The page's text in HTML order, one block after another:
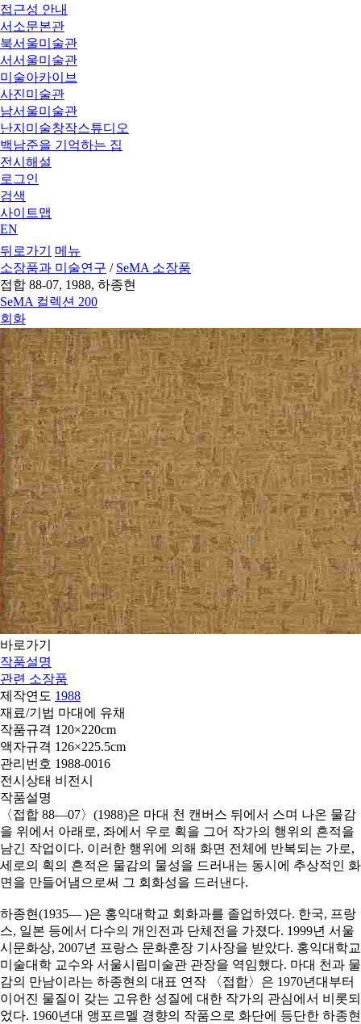
접근성 안내
서소문본관
북서울미술관
서서울미술관
미술아카이브
사진미술관
남서울미술관
난지미술창작스튜디오
백남준을 기억하는 집
전시해설
로그인
검색
사이트맵
EN
뒤로가기
메뉴
소장품과 미술연구 / SeMA 소장품
접합 88-07, 1988, 하종현
SeMA 컬렉션 200
회화
바로가기
작품설명
관련 소장품
제작연도 1988
재료/기법 마대에 유채
작품규격 120×220cm
액자규격 126×225.5cm
관리번호 1988-0016
전시상태 비전시
작품설명
〈접합 88―07〉(1988)은 마대 천 캔버스 뒤에서 스며 나온 물감
을 위에서 아래로, 좌에서 우로 획을 그어 작가의 행위의 흔적을
남긴 작업이다. 이러한 행위에 의해 화면 전체에 반복되는 가로,
세로의 획의 흔적은 물감의 물성을 드러내는 동시에 추상적인 화
면을 만들어냄으로써 그 회화성을 드러낸다.
하종현(1935― )은 홍익대학교 회화과를 졸업하였다. 한국, 프랑
스, 일본 등에서 다수의 개인전과 단체전을 가졌다. 1999년 서울
시문화상, 2007년 프랑스 문화훈장 기사장을 받았다. 홍익대학교
미술대학 교수와 서울시립미술관 관장을 역임했다. 마대 천과 물
감의 만남이라는 하종현의 대표 연작 〈접합〉은 1970년대부터
이어진 물질이 갖는 고유한 성질에 대한 작가의 관심에서 비롯되
었다. 1960년대 앵포르멜 경향의 작품으로 화단에 등단한 하종현